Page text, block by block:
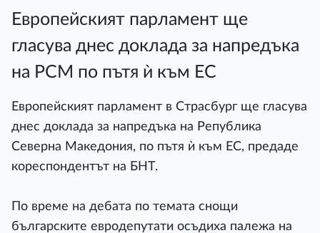
Европейският парламент ще
гласува днес доклада за напредъка
на РСМ по пътя ѝ към ЕС
Европейският парламент в Страсбург ще гласува
днес доклада за напредъка на Република
Северна Македония, по пътя ѝ към ЕС, предаде
кореспондентът на БНТ.
По време на дебата по темата снощи
българските евродепутати осъдиха палежа на